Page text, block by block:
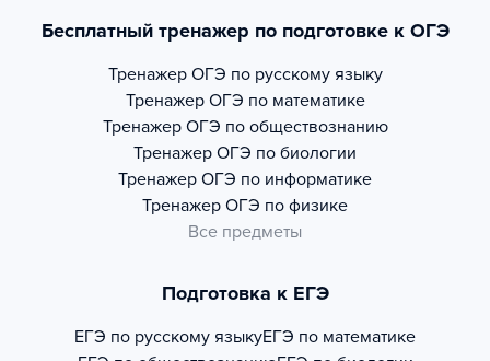
Бесплатный тренажер по подготовке к ОГЭ
Тренажер ОГЭ по русскому языку
Тренажер ОГЭ по математике
Тренажер ОГЭ по обществознанию
Тренажер ОГЭ по биологии
Тренажер ОГЭ по информатике
Тренажер ОГЭ по физике
Все предметы
Подготовка к ЕГЭ
ЕГЭ по русскому языкуЕГЭ по математике